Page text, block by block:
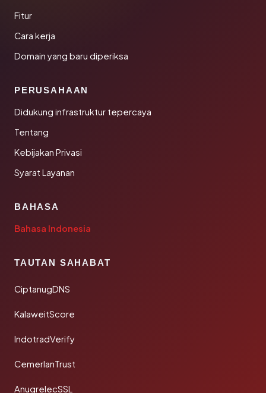
Fitur
Cara kerja
Domain yang baru diperiksa
PERUSAHAAN
Didukung infrastruktur tepercaya
Tentang
Kebijakan Privasi
Syarat Layanan
BAHASA
Bahasa Indonesia
TAUTAN SAHABAT
CiptanugDNS
KalaweitScore
IndotradVerify
CemerlanTrust
AnugrelecSSL